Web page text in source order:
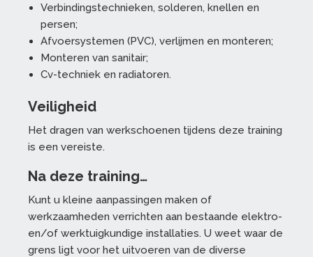
Verbindingstechnieken, solderen, knellen en
persen;
Afvoersystemen (PVC), verlijmen en monteren;
Monteren van sanitair;
Cv-techniek en radiatoren.
Veiligheid
Het dragen van werkschoenen tijdens deze training
is een vereiste.
Na deze training…
Kunt u kleine aanpassingen maken of
werkzaamheden verrichten aan bestaande elektro-
en/of werktuigkundige installaties. U weet waar de
grens ligt voor het uitvoeren van de diverse